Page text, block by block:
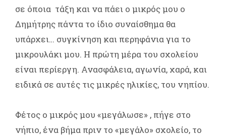
σε όποια τάξη και να πάει ο μικρός μου ο
Δημήτρης πάντα το ίδιο συναίσθημα θα
υπάρχει… συγκίνηση και περηφάνια για το
μικρουλάκι μου. Η πρώτη μέρα του σχολείου
είναι περίεργη. Ανασφάλεια, αγωνία, χαρά, και
ειδικά σε αυτές τις μικρές ηλικίες, του νηπίου.
Φέτος ο μικρός μου «μεγάλωσε» , πήγε στο
νήπιο, ένα βήμα πριν το «μεγάλο» σχολείο, το